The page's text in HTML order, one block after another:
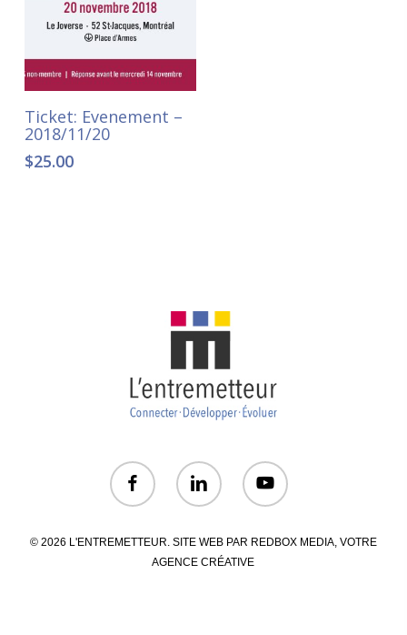
Ajouter au panier
Ticket: Evenement –
2018/11/20
$25.00
© 2026 L'ENTREMETTEUR. SITE WEB PAR REDBOX MEDIA, VOTRE
AGENCE CRÉATIVE